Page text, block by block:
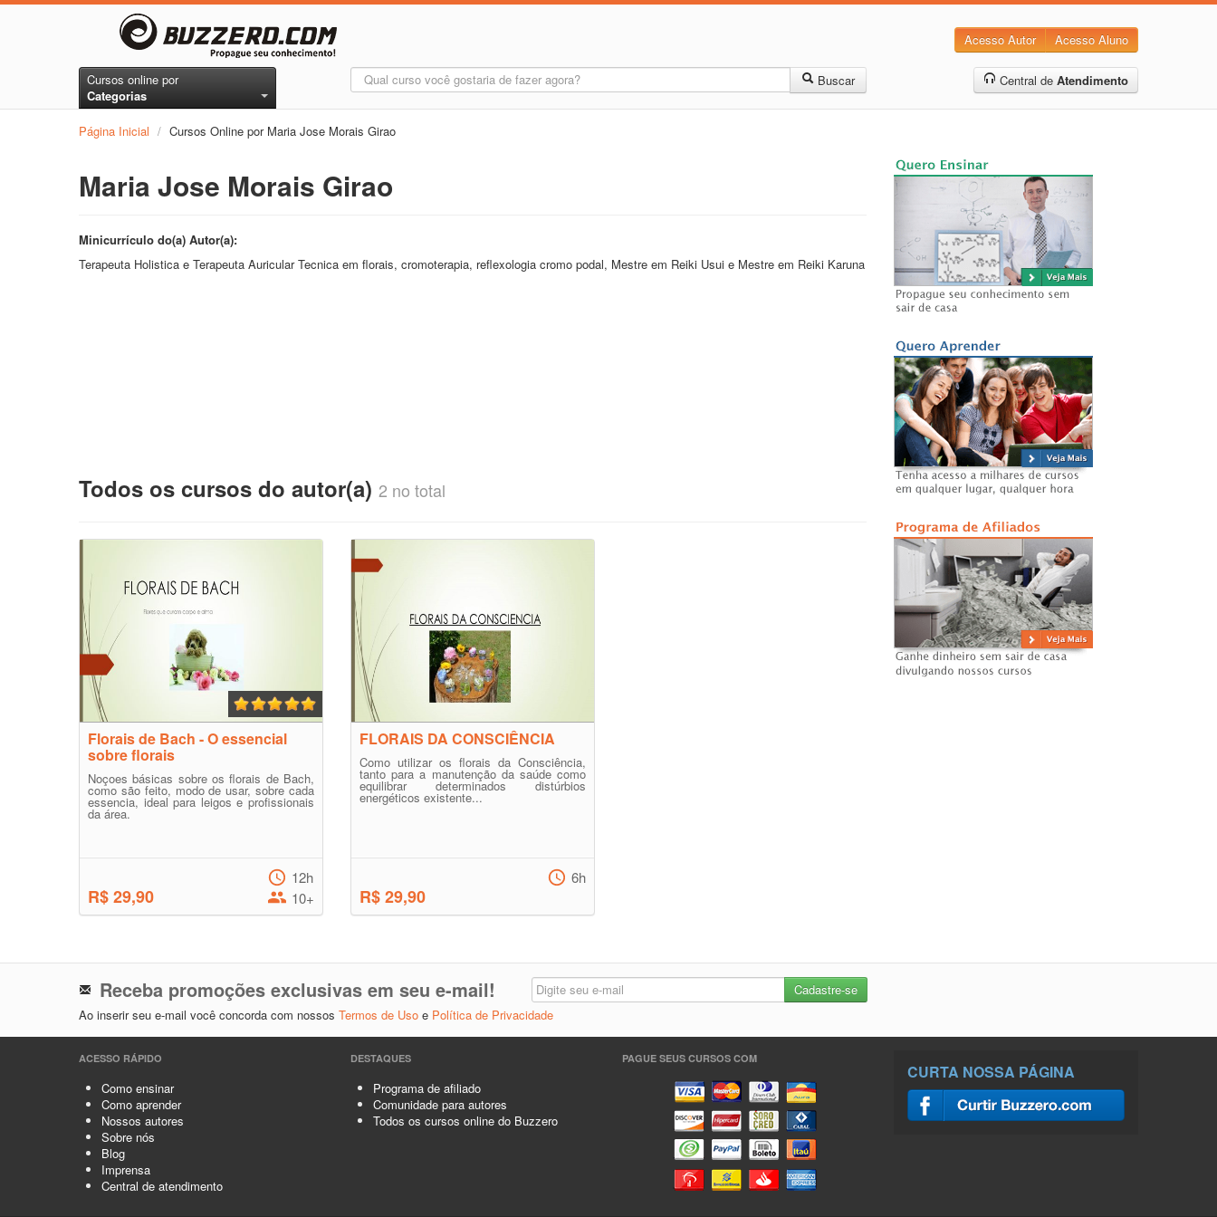
Acesso Autor Acesso Aluno
Cursos online por
Categorias
Buscar Central de Atendimento
Página Inicial / Cursos Online por Maria Jose Morais Girao
Maria Jose Morais Girao
Minicurrículo do(a) Autor(a):
Terapeuta Holistica e Terapeuta Auricular Tecnica em florais, cromoterapia, reflexologia cromo podal, Mestre em Reiki Usui e Mestre em Reiki Karuna
Todos os cursos do autor(a) 2 no total
Florais de Bach - O essencial
sobre florais
Noçoes básicas sobre os florais de Bach,
como são feito, modo de usar, sobre cada
essencia, ideal para leigos e profissionais
da área.
R$ 29,90
12h
10+
FLORAIS DA CONSCIÊNCIA
Como utilizar os florais da Consciência,
tanto para a manutenção da saúde como
equilibrar determinados distúrbios
energéticos existente...
R$ 29,90
6h
Receba promoções exclusivas em seu e-mail!
Ao inserir seu e-mail você concorda com nossos Termos de Uso e Política de Privacidade
ACESSO RÁPIDO
Como ensinar
Como aprender
Nossos autores
Sobre nós
Blog
Imprensa
Central de atendimento
DESTAQUES
Programa de afiliado
Comunidade para autores
Todos os cursos online do Buzzero
PAGUE SEUS CURSOS COM
CURTA NOSSA PÁGINA